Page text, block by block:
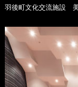
羽後町文化交流施設